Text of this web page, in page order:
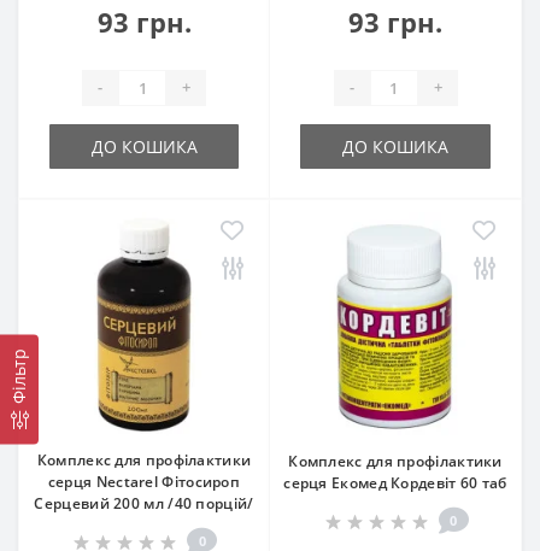
Фільтр
93 грн.
- +
ДО КОШИКА
93 грн.
- +
ДО КОШИКА
Комплекс для профілактики
серця Nectarel Фітосироп
Серцевий 200 мл /40 порцій/
0
Комплекс для профілактики
серця Екомед Кордевіт 60 таб
0